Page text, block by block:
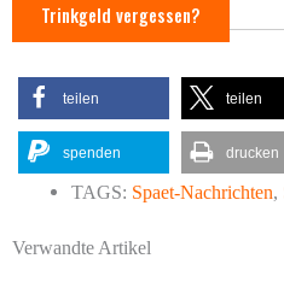
Trinkgeld vergessen?
teilen teilen
spenden drucken
TAGS: Spaet-Nachrichten,
Verwandte Artikel